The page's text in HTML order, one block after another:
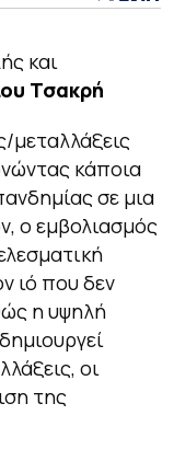
και
Τσακρή
μεταλλάξεις
κάποια
σε μια
ο εμβολιασμός
ιό που δεν
η υψηλή
οι
της